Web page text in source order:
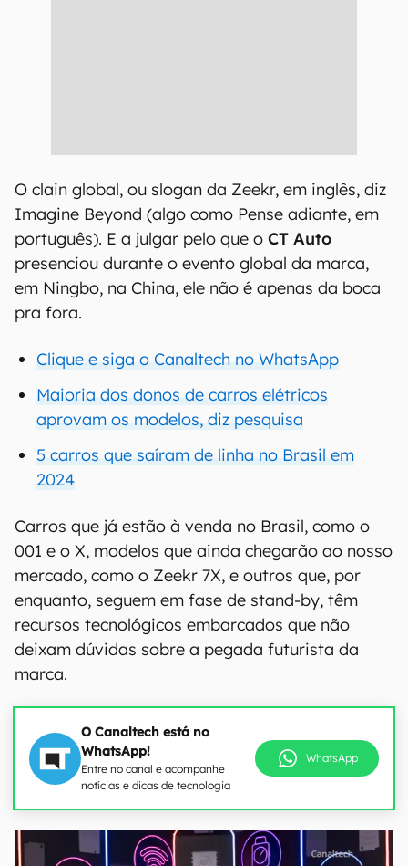
O clain global, ou slogan da Zeekr, em inglês, diz
Imagine Beyond (algo como Pense adiante, em
português). E a julgar pelo que o CT Auto
presenciou durante o evento global da marca,
em Ningbo, na China, ele não é apenas da boca
pra fora.
Clique e siga o Canaltech no WhatsApp
Maioria dos donos de carros elétricos
aprovam os modelos, diz pesquisa
5 carros que saíram de linha no Brasil em
2024
Carros que já estão à venda no Brasil, como o
001 e o X, modelos que ainda chegarão ao nosso
mercado, como o Zeekr 7X, e outros que, por
enquanto, seguem em fase de stand-by, têm
recursos tecnológicos embarcados que não
deixam dúvidas sobre a pegada futurista da
marca.
O Canaltech está no
WhatsApp!
Entre no canal e acompanhe
notícias e dicas de tecnologia
WhatsApp